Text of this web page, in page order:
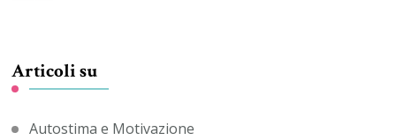
Articoli su
Autostima e Motivazione